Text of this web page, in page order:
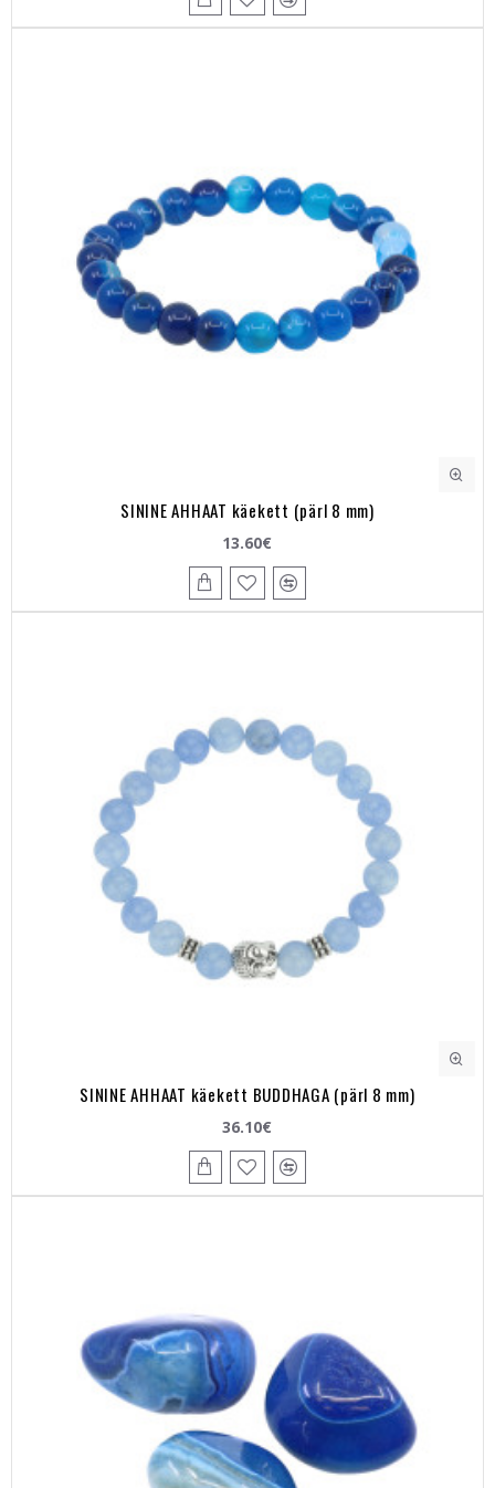
SININE AHHAAT käekett (pärl 8 mm)
13.60€
SININE AHHAAT käekett BUDDHAGA (pärl 8 mm)
36.10€